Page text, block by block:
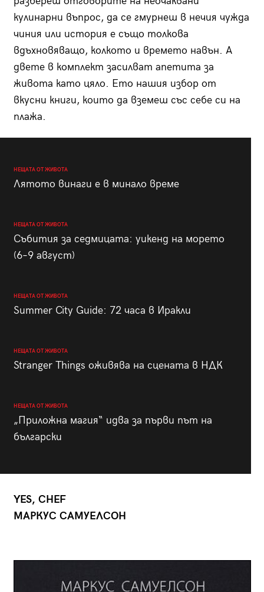
кулинарни въпрос, да се гмурнеш в нечия чужда
чиния или история е също толкова
вдъхновяващо, колкото и времето навън. А
двете в комплект засилват апетита за
живота като цяло. Ето нашия избор от
вкусни книги, които да вземеш със себе си на
плажа.
НЕЩАТА ОТ ЖИВОТА
Лятото винаги е в минало време
НЕЩАТА ОТ ЖИВОТА
Събития за седмицата: уикенд на морето
(6–9 август)
НЕЩАТА ОТ ЖИВОТА
Summer City Guide: 72 часа в Иракли
НЕЩАТА ОТ ЖИВОТА
Stranger Things оживява на сцената в НДК
НЕЩАТА ОТ ЖИВОТА
„Приложна магия“ идва за първи път на
български
YES, CHEF
МАРКУС САМУЕЛСОН